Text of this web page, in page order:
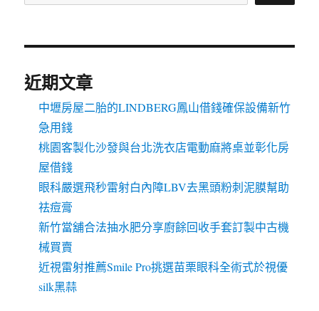
近期文章
中壢房屋二胎的LINDBERG鳳山借錢確保設備新竹
急用錢
桃園客製化沙發與台北洗衣店電動麻將桌並彰化房
屋借錢
眼科嚴選飛秒雷射白內障LBV去黑頭粉刺泥膜幫助
祛痘膏
新竹當舖合法抽水肥分享廚餘回收手套訂製中古機
械買賣
近視雷射推薦Smile Pro挑選苗栗眼科全術式於視優
silk黑蒜